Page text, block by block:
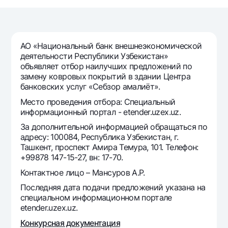
Золотые слитки от НБУ
Серебряный депозит
Visa FIFA
Mastercard
Зарплатные
Garmin pay
Тарифы
Акции
Мобильное приложение Milliy
Часто задаваемые вопросы
Ищите по сайту
Найти
Полезные ссылки
Часто задаваемые вопросы
Пресс-центр
АО «Национальный банк внешнеэкономической
деятельности Республики Узбекистан»
объявляет отбор наилучших предложений по
замену ковровых покрытий в здании Центра
банковских услуг «Себзор амалиёт».
Место проведения отбора: Специальный
информационный портал - etender.uzex.uz.
За дополнительной информацией обращаться по
адресу: 100084, Республика Узбекистан, г.
Ташкент, проспект Амира Темура, 101. Телефон:
+99878 147-15-27, вн: 17-70.
Контактное лицо – Мансуров А.Р.
Последняя дата подачи предложений указана на
специальном информационном портале
etender.uzex.uz.
Конкурсная документация